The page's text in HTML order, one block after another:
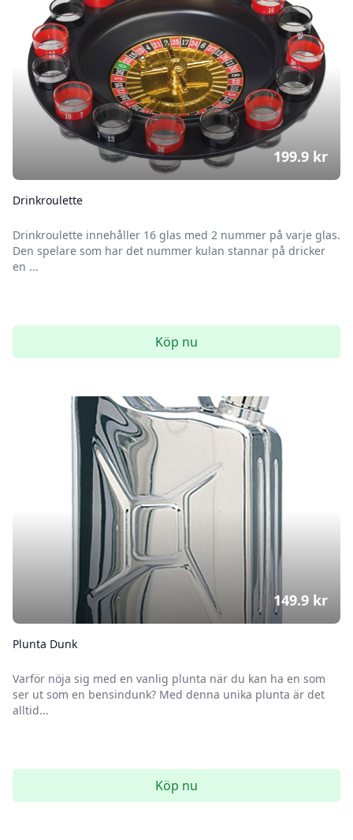
Drinkroulette
Drinkroulette innehåller 16 glas med 2 nummer på varje glas.
Den spelare som har det nummer kulan stannar på dricker
en ...
199.9 kr
Köp nu
Plunta Dunk
Varför nöja sig med en vanlig plunta när du kan ha en som
ser ut som en bensindunk? Med denna unika plunta är det
alltid...
149.9 kr
Köp nu